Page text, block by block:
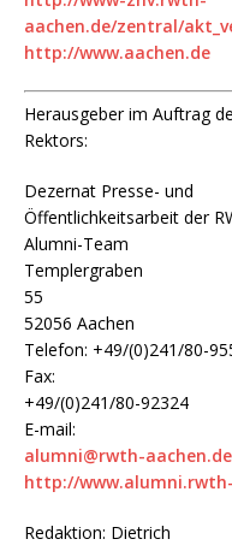
aachen.de/zentral/
http://www.aachen.de
Herausgeber im Auftrag
Rektors:
Dezernat Presse- und
Öffentlichkeitsarbeit der
Alumni-Team
Templergraben
55
52056 Aachen
Telefon: +49/(0)241/80-
Fax:
+49/(0)241/80-92324
E-mail:
alumni@rwth-aachen.de
http://
Redaktion: Dietrich